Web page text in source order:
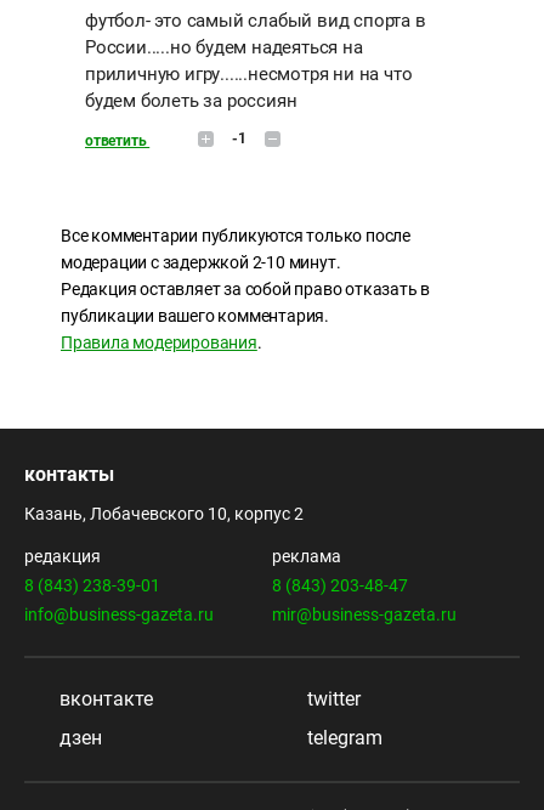
футбол- это самый слабый вид спорта в
России.....но будем надеяться на
приличную игру......несмотря ни на что
будем болеть за россиян
ответить -1
Все комментарии публикуются только после
модерации с задержкой 2-10 минут.
Редакция оставляет за собой право отказать в
публикации вашего комментария.
Правила модерирования.
контакты
Казань, Лобачевского 10, корпус 2
редакция
8 (843) 238-39-01
info@business-gazeta.ru
реклама
8 (843) 203-48-47
mir@business-gazeta.ru
вконтакте
twitter
дзен
telegram